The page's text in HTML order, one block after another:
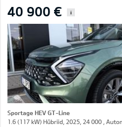
40 900 € i
Sportage HEV GT-Line
1.6 (117 kW) Hübriid, 2025, 24 000 ,